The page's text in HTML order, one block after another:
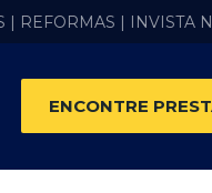
| REFORMAS | INVISTA
ENCONTRE